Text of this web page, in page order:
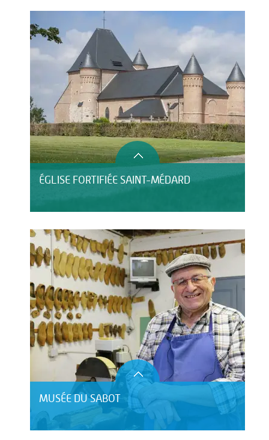
ÉGLISE FORTIFIÉE SAINT-MÉDARD
MUSÉE DU SABOT